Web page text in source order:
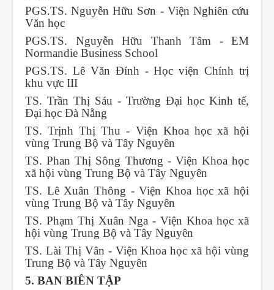
PGS.TS. Nguyễn Hữu Sơn - Viện Nghiên cứu
Văn học
PGS.TS. Nguyễn Hữu Thanh Tâm - EM
Normandie Business School
PGS.TS. Lê Văn Đính - Học viện Chính trị
khu vực III
TS. Trần Thị Sáu - Trường Đại học Kinh tế,
Đại học Đà Nẵng
TS. Trịnh Thị Thu - Viện Khoa học xã hội
vùng Trung Bộ và Tây Nguyên
TS. Phan Thị Sông Thương - Viện Khoa học
xã hội vùng Trung Bộ và Tây Nguyên
TS. Lê Xuân Thông - Viện Khoa học xã hội
vùng Trung Bộ và Tây Nguyên
TS. Phạm Thị Xuân Nga - Viện Khoa học xã
hội vùng Trung Bộ và Tây Nguyên
TS. Lài Thị Vân - Viện Khoa học xã hội vùng
Trung Bộ và Tây Nguyên
5. BAN BIÊN TẬP